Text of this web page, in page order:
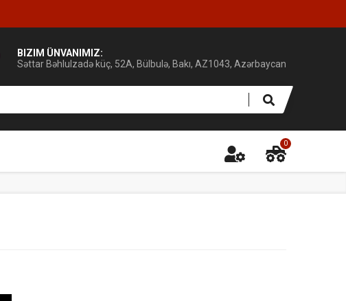
BIZIM ÜNVANIMIZ:
Səttar Bəhlulzadə küç, 52A, Bülbulə, Bakı, AZ1043, Azərbaycan
0